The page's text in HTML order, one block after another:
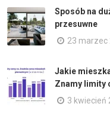
Sposób na
przesuwne
23 marzec
Jakie
Znamy limity
3 kwiecień